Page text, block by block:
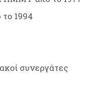
το 1994
συνεργάτες